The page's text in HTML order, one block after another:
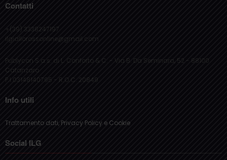
+(39) 3338247197
Publycon S.a.s. di L. Conforto & C. - Via B. Da Seminara, 52 - 88100
P.I.03148140795 - R.O.C. 20849
Info utili
Trattamento dati, Privacy Policy e Cookie
Social ILG
Facebook